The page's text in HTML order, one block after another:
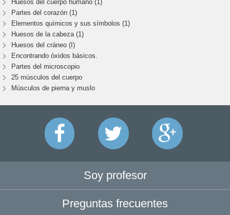
Huesos del cuerpo humano (1)
Partes del corazón (1)
Elementos químicos y sus símbolos (1)
Huesos de la cabeza (1)
Huesos del cráneo (I)
Encontrando óxidos básicos.
Partes del microscopio
25 músculos del cuerpo
Músculos de pierna y muslo
Soy profesor
Preguntas frecuentes